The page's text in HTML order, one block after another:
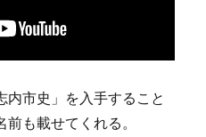
内市史」を入手すること
も載せてくれる。